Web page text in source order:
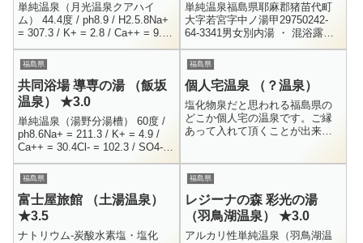
単純温泉（月光温泉クアハイ
ム） 44.4度 / ph8.9 / H2.5.8Na+
= 307.3 / K+ = 2.8 / Ca++ = 9.6 /
Cl- = 167.2F- ...
単純温泉福島県耶麻郡猪苗代町
大字若宮字中ノ湯甲29750242-
64-3341男女別内湯 ・ 混浴露
天？300円8:00 - 18:00今まで何
度か目の前を通っており、気に
なってい...
福島県
共同浴場 導専の湯 （飯坂
温泉） ★3.0
単純温泉（湯野分湯槽） 60度 /
ph8.6Na+ = 211.3 / K+ = 4.9 /
Ca++ = 30.4Cl- = 102.3 / SO4--
= 328.1 / H...
福島県
個人宅温泉 （？温泉）
塩化物泉だと思われる福島県の
どこか個人宅の温泉です。ご縁
あって入れて頂くことが出来ま
福島県
富士屋旅館 （土湯温泉）
★3.5
ナトリウム-炭酸水素塩・塩化
福島県
レジーナの森 彩光の湯
（羽鳥湖温泉） ★3.0
アルカリ性単純温泉（羽鳥湖温